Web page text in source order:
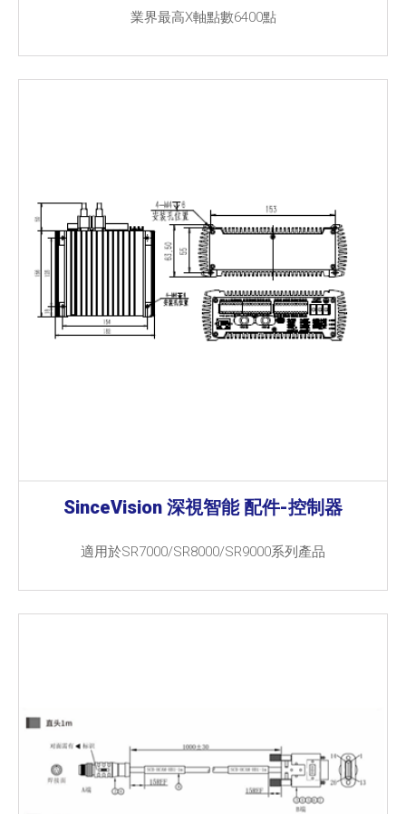
業界最高X軸點數6400點
SinceVision 深視智能 配件-控制器
適用於SR7000/SR8000/SR9000系列產品